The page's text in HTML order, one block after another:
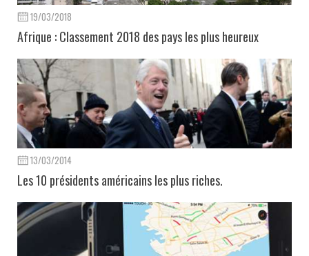
19/03/2018
Afrique : Classement 2018 des pays les plus heureux
13/03/2014
Les 10 présidents américains les plus riches.